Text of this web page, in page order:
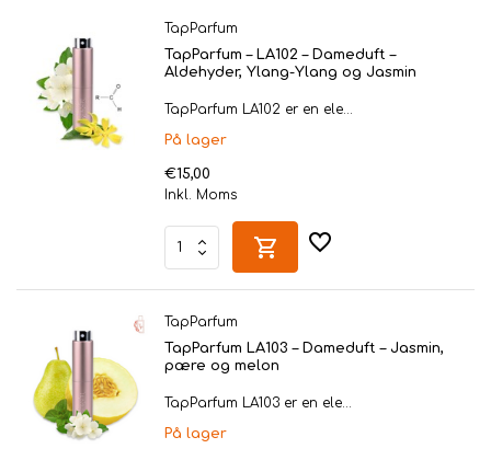
TapParfum
TapParfum – LA102 – Dameduft –
Aldehyder, Ylang-Ylang og Jasmin
TapParfum LA102 er en ele...
På lager
€15,00
Inkl. Moms
TapParfum
TapParfum LA103 – Dameduft – Jasmin,
pære og melon
TapParfum LA103 er en ele...
På lager